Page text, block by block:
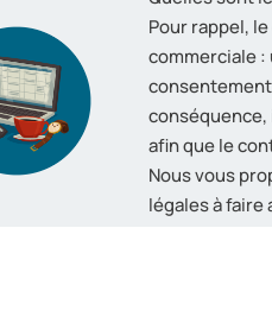
Pour rappel,
commerciale :
afin que le
Nous vous
légales à faire